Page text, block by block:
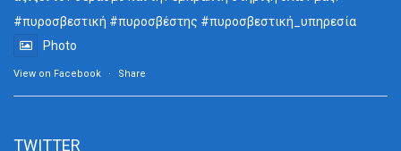
#πυροσβεστική #πυροσβέστης #πυροσβεστική_ υπηρεσία
Photo
View on Facebook · Share
TWITTER